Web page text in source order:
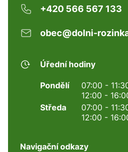
+420 566 567 133
obec@dolni-
Úřední hodiny
Pondělí
07:00 -
12:00 -
Středa
07:00 -
12:00 -
Navigační odkazy